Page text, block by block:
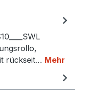
rückseit… Mehr